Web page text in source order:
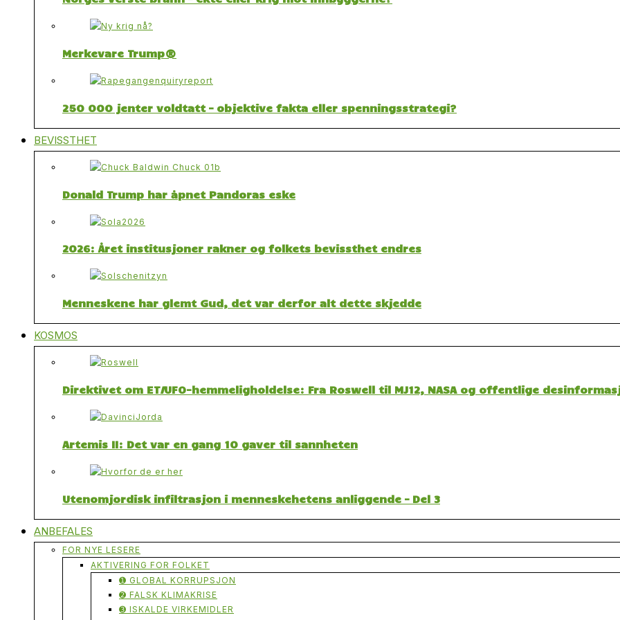
Merkevare Trump®
250 000 jenter voldtatt – objektive fakta eller spenningsstrategi?
BEVISSTHET
Donald Trump har åpnet Pandoras eske
2026: Året institusjoner rakner og folkets bevissthet endres
Menneskene har glemt Gud, det var derfor alt dette skjedde
KOSMOS
Direktivet om ET/UFO-hemmeligholdelse: Fra Roswell til MJ12, NASA og offentlige
Artemis II: Det var en gang 10 gaver til sannheten
Utenomjordisk infiltrasjon i menneskehetens anliggende – Del 3
ANBEFALES
FOR NYE LESERE
AKTIVERING FOR FOLKET
➊ GLOBAL KORRUPSJON
➋ FALSK KLIMAKRISE
➌ ISKALDE VIRKEMIDLER